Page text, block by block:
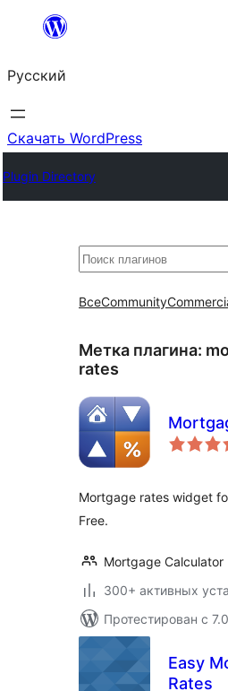
Перейти
содержимому
Русский
Скачать WordPress
Plugin Directory
Поиск
ВсеCommunity
Метка плагина:
rates
Mortgage rates widget
Free.
Mortgage Calculator
300+ активных
Протестирован с
Easy
Rates